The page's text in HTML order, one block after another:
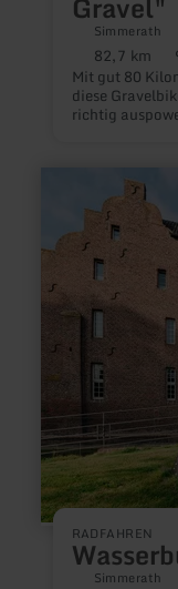
Simmerath
Distanz:
82,7 km
Mit gut 80
diese
richtig
RADFAHREN
Simmerath
Wasserburgen-
Route